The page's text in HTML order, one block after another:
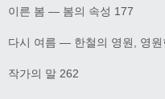
이른 봄 ― 봄의 속성 177
다시 여름 ― 한철의 영원, 영원
작가의 말 262